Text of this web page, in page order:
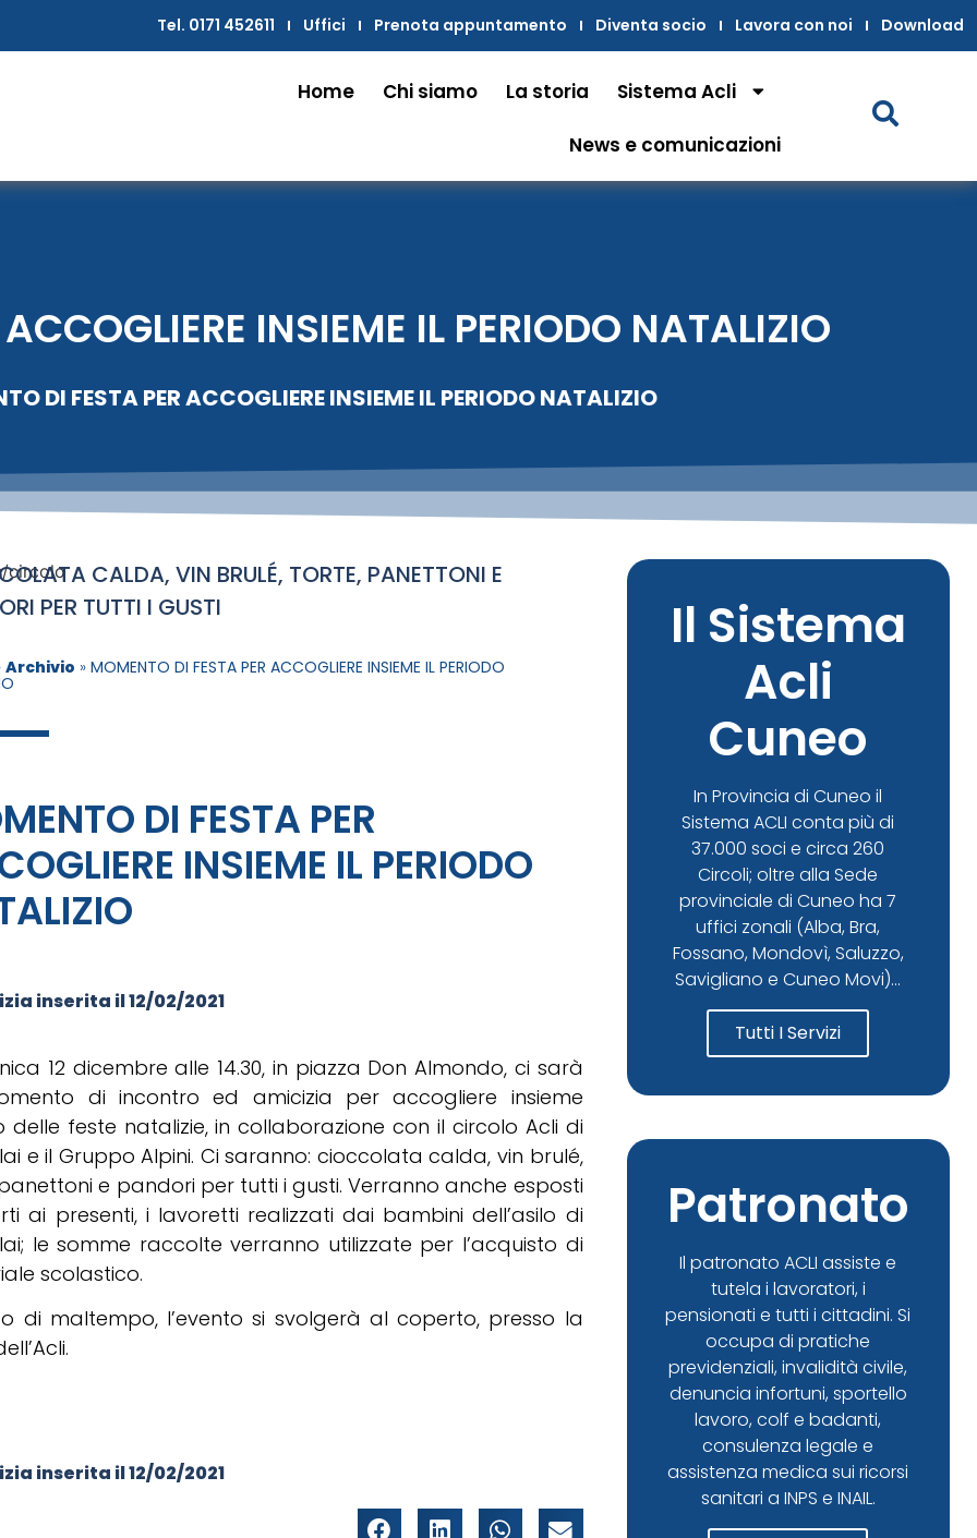
Tel. 0171 452611 Uffici Prenota appuntamento Diventa socio Lavora con noi Download
Home Chi siamo La storia Sistema Acli
News e comunicazioni
INSIEME IL PERIODO NATALIZIO
DI FESTA PER ACCOGLIERE INSIEME IL PERIODO NATALIZIO
circolo
CALDA, VIN BRULÉ, TORTE, PANETTONI E
PER TUTTI I GUSTI
Archivio »MOMENTO DI FESTA PER ACCOGLIERE INSIEME IL PERIODO
DI FESTA PER
INSIEME IL PERIODO
inserita il12/02/2021
12 dicembre alle 14.30, in piazza Don Almondo, ci sarà
di incontro ed amicizia per accogliere insieme
delle feste natalizie, in collaborazione con il circolo Acli di
e il Gruppo Alpini. Ci saranno: cioccolata calda, vin brulé,
e pandori per tutti i gusti. Verranno anche esposti
ai presenti, i lavoretti realizzati dai bambini dell’asilo di
le somme raccolte verranno utilizzate per l’acquisto di
scolastico.
di maltempo, l’evento si svolgerà al coperto, presso la
inserita il12/02/2021
Il Sistema
Acli
Cuneo
In Provincia di Cuneo il
Sistema ACLI conta più di
37.000 soci e circa 260
Circoli; oltre alla Sede
provinciale di Cuneo ha 7
uffici zonali (Alba, Bra,
Fossano, Mondovì, Saluzzo,
Savigliano e Cuneo Movi)...
Tutti I Servizi
Patronato
Il patronato ACLI assiste e
tutela i lavoratori, i
pensionati e tutti i cittadini. Si
occupa di pratiche
previdenziali, invalidità civile,
denuncia infortuni, sportello
lavoro, colf e badanti,
consulenza legale e
assistenza medica sui ricorsi
sanitari a INPS e INAIL.